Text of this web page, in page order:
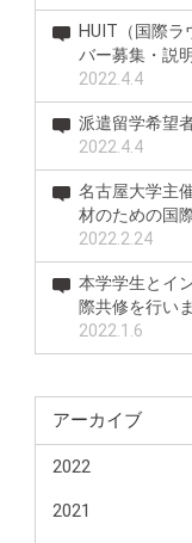
HUIT（国際ラ
バー募集・説
2022.4.4
派遣留学希望
2022.4.4
名古屋大学主
材のための国
2022.2.24
本学学生とイ
際共修を行い
2022.1.6
アーカイブ
2022
2021